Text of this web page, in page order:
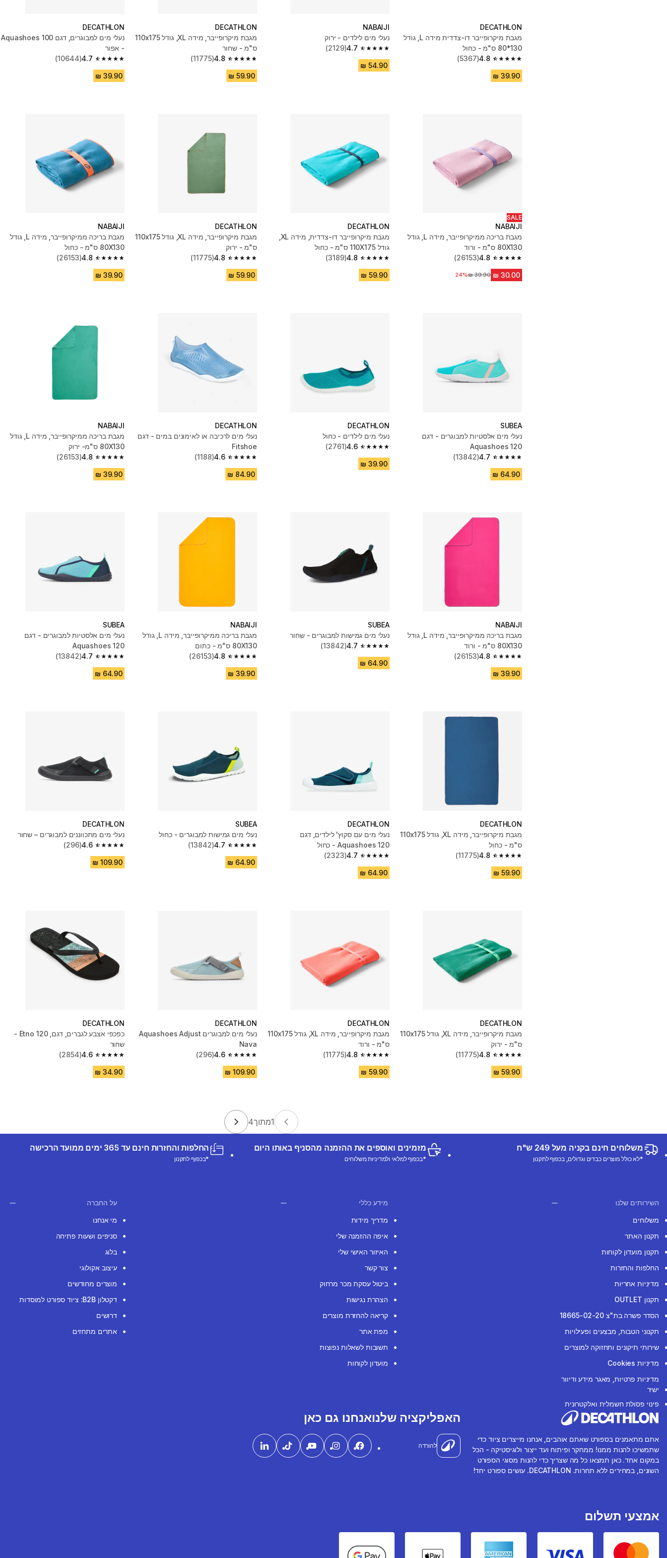
DECATHLON
מגבת מיקרופייבר דו-צדדית מידה L, גודל
130*80 ס"מ - כחול
4.8
4.8 out of 5 stars from 5367 reviews
(5367)
NABAIJI
נעלי מים לילדים - ירוק
4.7
4.7 out of 5 stars from 2129 reviews
(2129)
DECATHLON
מגבת מיקרופייבר, מידה XL, גודל 110x175
ס"מ - שחור
4.8
4.8 out of 5 stars from 11775 reviews
(11775)
DECATHLON
נעלי מים למבוגרים, דגם Aquashoes 100
- אפור
4.7
4.7 out of 5 stars from 10644 reviews
(10644)
SALE
NABAIJI
מגבת בריכה ממיקרופייבר, מידה L,‏ גודל
80X130 ס"מ - ורוד
4.8
4.8 out of 5 stars from 26153 reviews
(26153)
מחיר לפני הנחה‏39.90 ₪
24%
DECATHLON
גודל 110X175 ס"מ - כחול
4.8
4.8 out of 5 stars from 3189 reviews
(3189)
DECATHLON
מגבת מיקרופייבר, מידה XL, גודל 110x175
ס"מ - ירוק
4.8
4.8 out of 5 stars from 11775 reviews
(11775)
NABAIJI
מגבת בריכה ממיקרופייבר, מידה L,‏ גודל
80X130 ס"מ - כחול
4.8
4.8 out of 5 stars from 26153 reviews
(26153)
SUBEA
נעלי מים אלסטיות למבוגרים - דגם
‎Aquashoes 120
4.7
4.7 out of 5 stars from 13842 reviews
(13842)
DECATHLON
נעלי מים לילדים - כחול
4.6
4.6 out of 5 stars from 2761 reviews
(2761)
DECATHLON
נעלי מים לרכיבה או לאימונים במים - דגם
Fitshoe
4.6
4.6 out of 5 stars from 1188 reviews
(1188)
NABAIJI
מגבת בריכה ממיקרופייבר, מידה L,‏ גודל
80X130 ס"מ- ירוק
4.8
4.8 out of 5 stars from 26153 reviews
(26153)
NABAIJI
מגבת בריכה ממיקרופייבר, מידה L, גודל
80X130 ס"מ - ורוד
4.8
4.8 out of 5 stars from 26153 reviews
(26153)
SUBEA
נעלי מים גמישות למבוגרים - שחור
4.7
4.7 out of 5 stars from 13842 reviews
(13842)
NABAIJI
מגבת בריכה ממיקרופייבר, מידה L,‏ גודל
80X130 ס"מ - כתום
4.8
4.8 out of 5 stars from 26153 reviews
(26153)
SUBEA
נעלי מים אלסטיות למבוגרים - דגם
‎Aquashoes 120
4.7
4.7 out of 5 stars from 13842 reviews
(13842)
DECATHLON
מגבת מיקרופייבר, מידה XL, גודל 110x175
ס"מ - כחול
4.8
4.8 out of 5 stars from 11775 reviews
(11775)
DECATHLON
נעלי מים עם סקוץ' לילדים, דגם
Aquashoes 120 - כחול
4.7
4.7 out of 5 stars from 2323 reviews
(2323)
SUBEA
נעלי מים גמישות למבוגרים - כחול
4.7
4.7 out of 5 stars from 13842 reviews
(13842)
DECATHLON
נעלי מים מתכווננים למבוגרים – שחור
4.6
4.6 out of 5 stars from 296 reviews
(296)
DECATHLON
מגבת מיקרופייבר, מידה XL, גודל 110x175
ס"מ - ירוק
4.8
4.8 out of 5 stars from 11775 reviews
(11775)
DECATHLON
מגבת מיקרופייבר, מידה XL, גודל 110x175
ס"מ - ורוד
4.8
4.8 out of 5 stars from 11775 reviews
(11775)
DECATHLON
נעלי מים למבוגרים Aquashoes Adjust
Nava
4.6
4.6 out of 5 stars from 296 reviews
(296)
DECATHLON
כפכפי אצבע לגברים, דגם, 120 Etno -
שחור
4.6
4.6 out of 5 stars from 2854 reviews
(2854)
1מתוך4
משלוחים חינם בקניה מעל 249 ש"ח
*לא כולל מוצרים כבדים וגדולים, בכפוף לתקנון
מזמינים ואוספים את ההזמנה מהסניף באותו היום
*בכפוף למלאי ולמדיניות משלוחים
החלפות והחזרות חינם עד 365 ימים ממועד הרכישה
*בכפוף לתקנון
השירותים שלנו
משלוחים
תקנון האתר
תקנון מועדון לקוחות
החלפות והחזרות
מדיניות אחריות
תקנון OUTLET
הסדר פשרה בת"צ 18665-02-20
תקנוני הטבות, מבצעים ופעילויות
שירותי תיקונים ותחזוקה למוצרים
מדיניות Cookies
מדיניות פרטיות, מאגר מידע ודיוור
ישיר
פינוי פסולת חשמלית ואלקטרונית
מידע כללי
מדריך מידות
איפה ההזמנה שלי
האיזור האישי שלי
צור קשר
ביטול עסקת מכר מרחוק
הצהרת נגישות
קריאה להחזרת מוצרים
מפת אתר
תשובות לשאלות נפוצות
מועדון לקוחות
על החברה
מי אנחנו
סניפים ושעות פתיחה
בלוג
עיצוב אקולוגי
מוצרים מחודשים
דקטלון B2B: ציוד ספורט למוסדות
דרושים
אתרים מתחזים
אתם מתאמנים בספורט שאתם אוהבים, אנחנו מייצרים ציוד כדי
שתמשיכו להנות ממנו! ממחקר ופיתוח ועד ייצור ולוגיסטיקה - הכל
במקום אחד. כאן תמצאו כל מה שצריך כדי להנות מסוגי הספורט
השונים, במחירים ללא תחרות. DECATHLON. עושים ספורט יחד!
האפליקציה שלנו
להורדה
אנחנו גם כאן
אמצעי תשלום